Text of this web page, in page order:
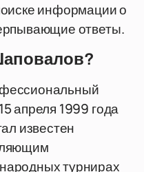
информации о
ответы.
апреля 1999 года
известен
турнирах